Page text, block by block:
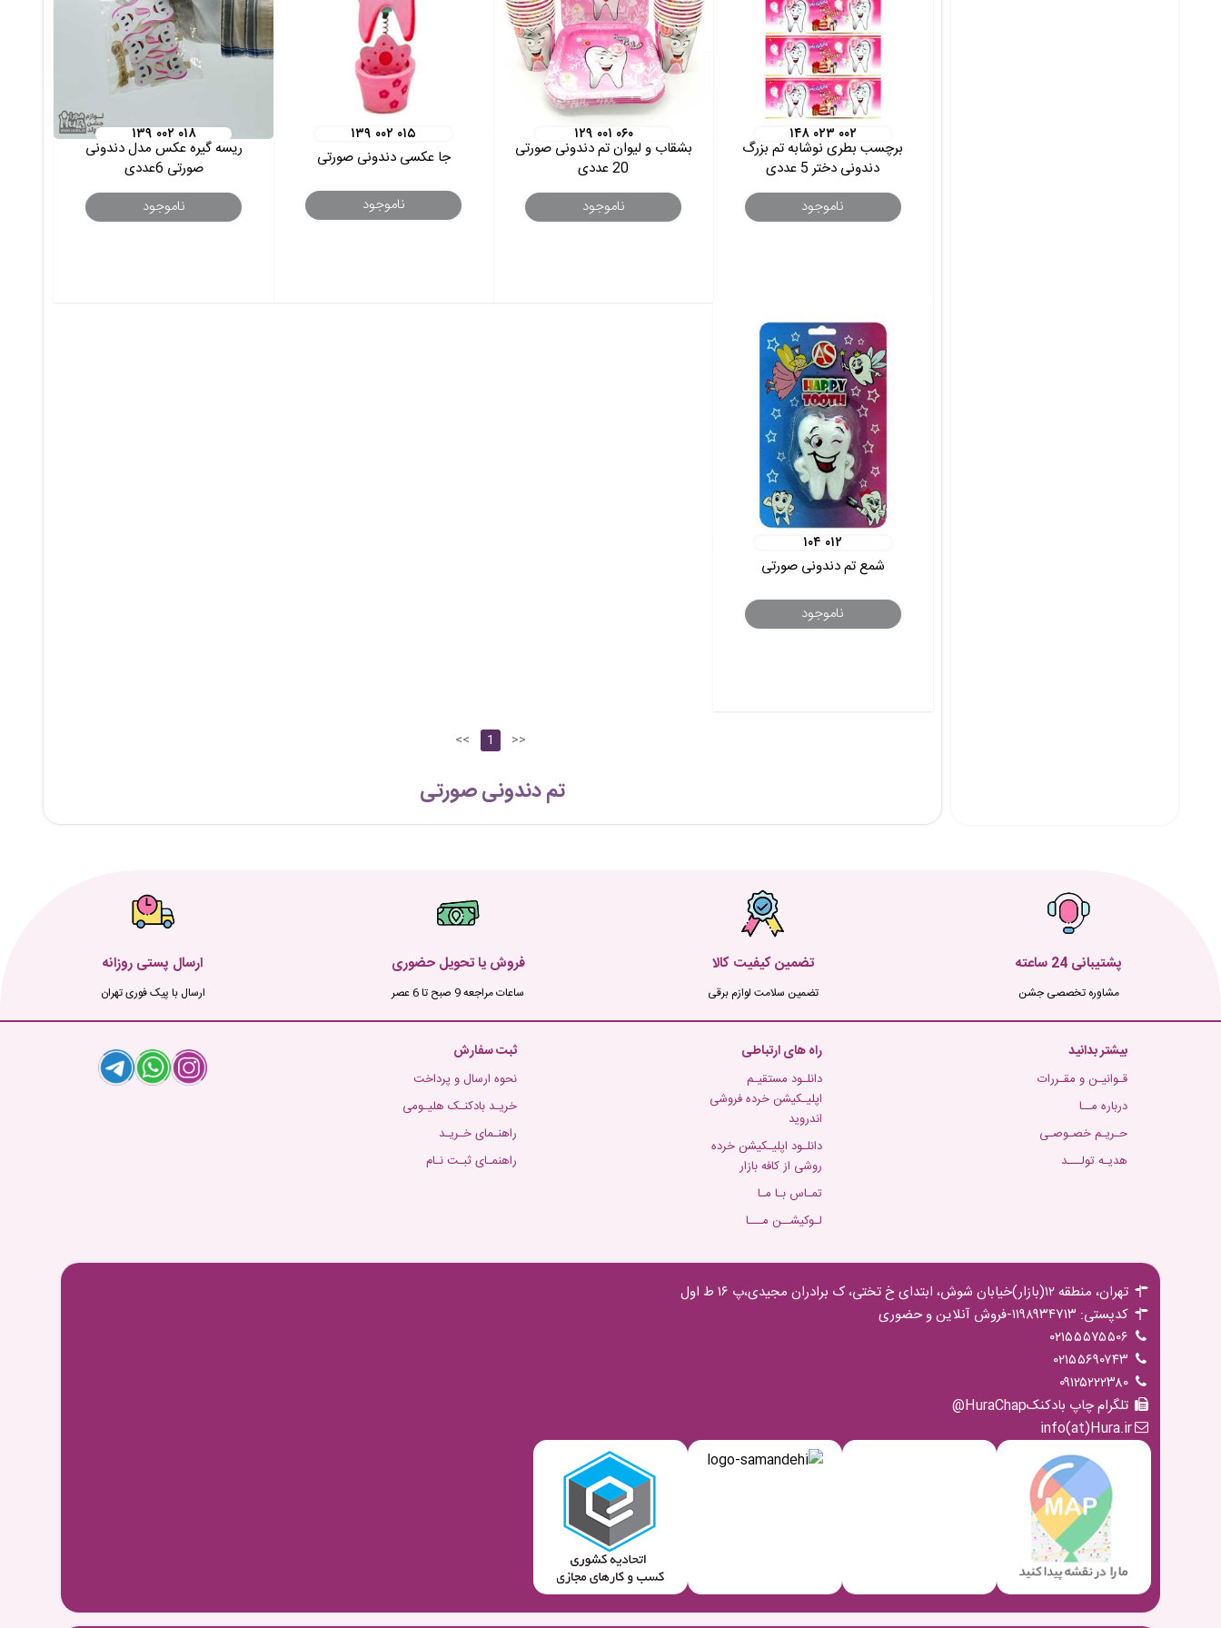
۱۴۸ ۰۲۳ ۰۰۲
برچسب بطری نوشابه تم بزرگ
دندونی دختر 5 عددی
ناموجود
۱۲۹ ۰۰۱ ۰۶۰
بشقاب و لیوان تم دندونی صورتی
20 عددی
ناموجود
۱۳۹ ۰۰۲ ۰۱۵
جا عکسی دندونی صورتی
ناموجود
۱۳۹ ۰۰۲ ۰۱۸
ریسه گیره عکس مدل دندونی
صورتی 6عددی
ناموجود
۱۰۴ ۰۱۲
شمع تم دندونی صورتی
ناموجود
<< 1 >>
تم دندونی صورتی
پشتیبانی 24 ساعته
مشاوره تخصصی جشن
تضمین کیفیت کالا
تضمین سلامت لوازم برقی
فروش یا تحویل حضوری
ساعات مراجعه 9 صبح تا 6 عصر
ارسال پستی روزانه
ارسال با پیک فوری تهران
بیشتر بدانید
قـوانیـن و مقـررات
درباره مــا
حـریـم خصـوصـی
هدیـه تولـــد
راه های ارتباطی
دانلـود مستقیـم
اپلیـکیشن خرده فروشی
اندروید
دانلـود اپلیـکیشن خرده
روشی از کافه بازار
تمـاس بـا مـا
لـوکیشــن مـــا
ثبت سفارش
نحوه ارسال و پرداخت
خریـد بادکنـک هلیـومی
راهنـمای خـریـد
راهنمـای ثبـت نـام
تهران، منطقه ۱۲(بازار)خیابان شوش، ابتدای خ تختی، ک برادران مجیدی،پ ۱۶ ط اول
کدپستی: ۱۱۹۸۹۳۴۷۱۳-فروش آنلاین و حضوری
۰۲۱۵۵۵۷۵۵۰۶
۰۲۱۵۵۶۹۰۷۴۳
۰۹۱۲۵۲۲۲۳۸۰
تلگرام چاپ بادکنکHuraChap@
info(at)Hura.ir